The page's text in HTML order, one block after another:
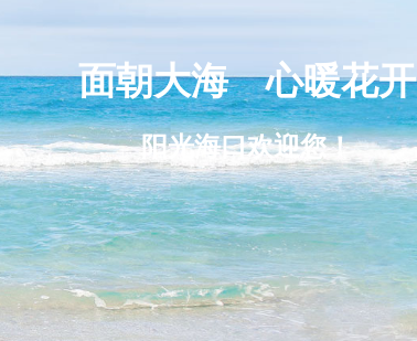
面朝大海 心暖花开
阳光海口欢迎您！